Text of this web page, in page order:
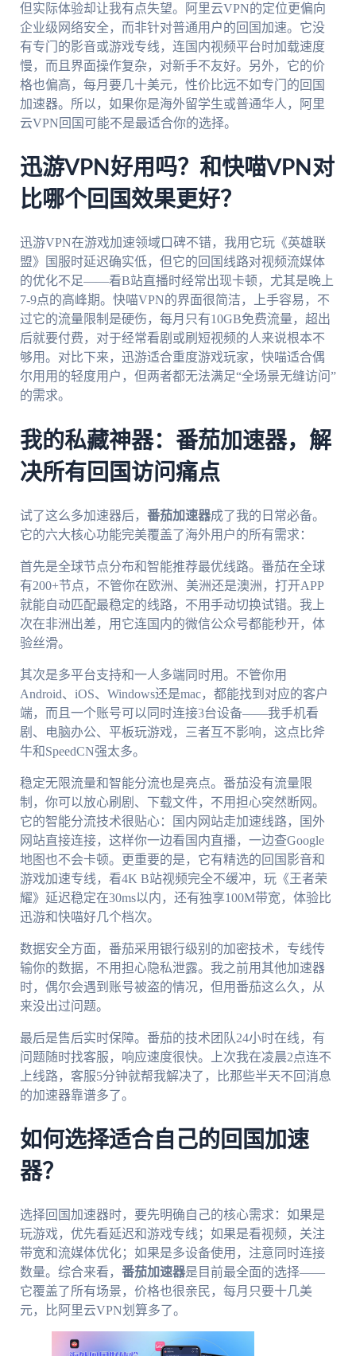
但实际体验却让我有点失望。阿里云VPN的定位更偏向
企业级网络安全，而非针对普通用户的回国加速。它没
有专门的影音或游戏专线，连国内视频平台时加载速度
慢，而且界面操作复杂，对新手不友好。另外，它的价
格也偏高，每月要几十美元，性价比远不如专门的回国
加速器。所以，如果你是海外留学生或普通华人，阿里
云VPN回国可能不是最适合你的选择。
迅游VPN好用吗？和快喵VPN对
比哪个回国效果更好？
迅游VPN在游戏加速领域口碑不错，我用它玩《英雄联
盟》国服时延迟确实低，但它的回国线路对视频流媒体
的优化不足——看B站直播时经常出现卡顿，尤其是晚上
7-9点的高峰期。快喵VPN的界面很简洁，上手容易，不
过它的流量限制是硬伤，每月只有10GB免费流量，超出
后就要付费，对于经常看剧或刷短视频的人来说根本不
够用。对比下来，迅游适合重度游戏玩家，快喵适合偶
尔用用的轻度用户，但两者都无法满足“全场景无缝访问”
的需求。
我的私藏神器：番茄加速器，解
决所有回国访问痛点
试了这么多加速器后， 番茄加速器成了我的日常必备。
它的六大核心功能完美覆盖了海外用户的所有需求：
首先是全球节点分布和智能推荐最优线路。番茄在全球
有200+节点，不管你在欧洲、美洲还是澳洲，打开APP
就能自动匹配最稳定的线路，不用手动切换试错。我上
次在非洲出差，用它连国内的微信公众号都能秒开，体
验丝滑。
其次是多平台支持和一人多端同时用。不管你用
Android、iOS、Windows还是mac，都能找到对应的客户
端，而且一个账号可以同时连接3台设备——我手机看
剧、电脑办公、平板玩游戏，三者互不影响，这点比斧
牛和SpeedCN强太多。
稳定无限流量和智能分流也是亮点。番茄没有流量限
制，你可以放心刷剧、下载文件，不用担心突然断网。
它的智能分流技术很贴心：国内网站走加速线路，国外
网站直接连接，这样你一边看国内直播，一边查Google
地图也不会卡顿。更重要的是，它有精选的回国影音和
游戏加速专线，看4K B站视频完全不缓冲，玩《王者荣
耀》延迟稳定在30ms以内，还有独享100M带宽，体验比
迅游和快喵好几个档次。
数据安全方面，番茄采用银行级别的加密技术，专线传
输你的数据，不用担心隐私泄露。我之前用其他加速器
时，偶尔会遇到账号被盗的情况，但用番茄这么久，从
来没出过问题。
最后是售后实时保障。番茄的技术团队24小时在线，有
问题随时找客服，响应速度很快。上次我在凌晨2点连不
上线路，客服5分钟就帮我解决了，比那些半天不回消息
的加速器靠谱多了。
如何选择适合自己的回国加速
器？
选择回国加速器时，要先明确自己的核心需求：如果是
玩游戏，优先看延迟和游戏专线；如果是看视频，关注
带宽和流媒体优化；如果是多设备使用，注意同时连接
数量。综合来看， 番茄加速器是目前最全面的选择——
它覆盖了所有场景，价格也很亲民，每月只要十几美
元，比阿里云VPN划算多了。